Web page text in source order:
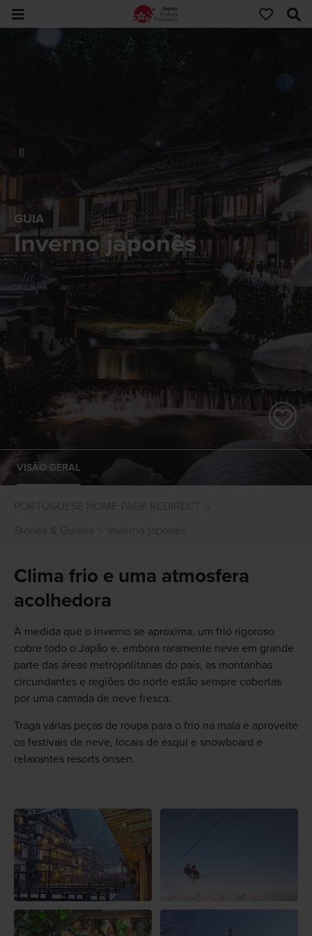
GUIA
Inverno japonês
VISÃO GERAL
Clima frio e uma atmosfera
acolhedora
À medida que o inverno se aproxima, um frio rigoroso
cobre todo o Japão e, embora raramente neve em grande
parte das áreas metropolitanas do país, as montanhas
circundantes e regiões do norte estão sempre cobertas
por uma camada de neve fresca.
Traga várias peças de roupa para o frio na mala e aproveite
os festivais de neve, locais de esqui e snowboard e
relaxantes resorts onsen.